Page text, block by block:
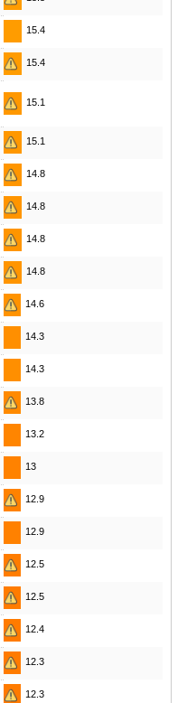
15.4
15.4
15.1
15.1
14.8
14.8
14.8
14.8
14.6
14.3
14.3
13.8
13.2
13
12.9
12.9
12.5
12.5
12.4
12.3
12.3